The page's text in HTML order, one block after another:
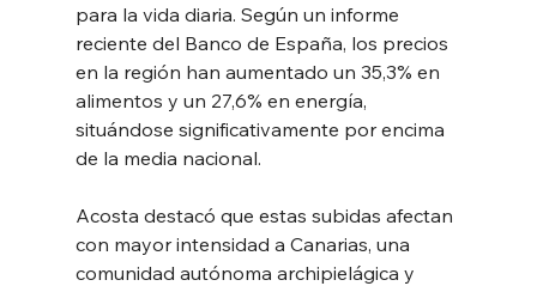
para la vida diaria. Según un informe
reciente del Banco de España, los precios
en la región han aumentado un 35,3% en
alimentos y un 27,6% en energía,
situándose significativamente por encima
de la media nacional.
Acosta destacó que estas subidas afectan
con mayor intensidad a Canarias, una
comunidad autónoma archipielágica y